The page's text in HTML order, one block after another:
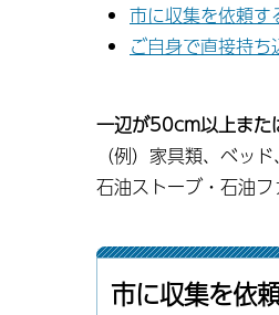
市に収集を依頼す
ご自身で直接持ち
一辺が50cm以上また
（例）家具類、ベッ
石油ストーブ・石油
市に収集を依